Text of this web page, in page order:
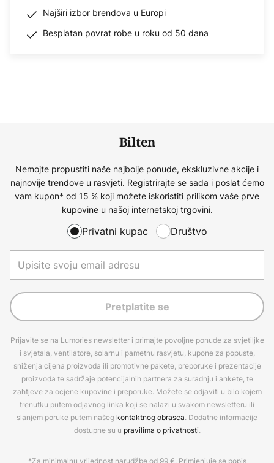
Najširi izbor brendova u Europi
Besplatan povrat robe u roku od 50 dana
Bilten
Nemojte propustiti naše najbolje ponude, ekskluzivne akcije i
najnovije trendove u rasvjeti. Registrirajte se sada i poslat ćemo
vam kupon* od 15 % koji možete iskoristiti prilikom vaše prve
kupovine u našoj internetskoj trgovini.
Privatni kupac Društvo
Pretplatite se
Prijavite se na Lumories newsletter i primajte povoljne ponude za svjetiljke
i svjetala, ventilatore, solarnu i pametnu rasvjetu, kupone za popuste,
sniženja cijena proizvoda ili promotivne pakete, preporuke i prezentacije
proizvoda te sadržaje potencijalnih partnera za suradnju i ankete, te
zahtjeve za ocjene kupovine i preporuke. Možete se odjaviti u bilo kojem
trenutku putem odjavnog linka koji se nalazi u svakom newsletteru ili
slanjem poruke putem našeg kontaktnog obrasca. Dodatne informacije
dostupne su u pravilima o privatnosti.
*Za minimalnu vrijednost narudžbe od 99 €. Primjenjuje se popis